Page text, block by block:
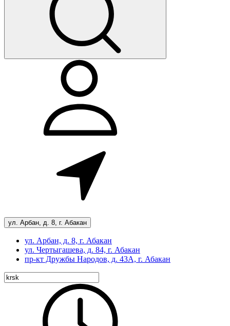
ул. Арбан, д. 8, г. Абакан
ул. Арбан, д. 8, г. Абакан
ул. Чертыгашева, д. 84, г. Абакан
пр-кт Дружбы Народов, д. 43А, г. Абакан